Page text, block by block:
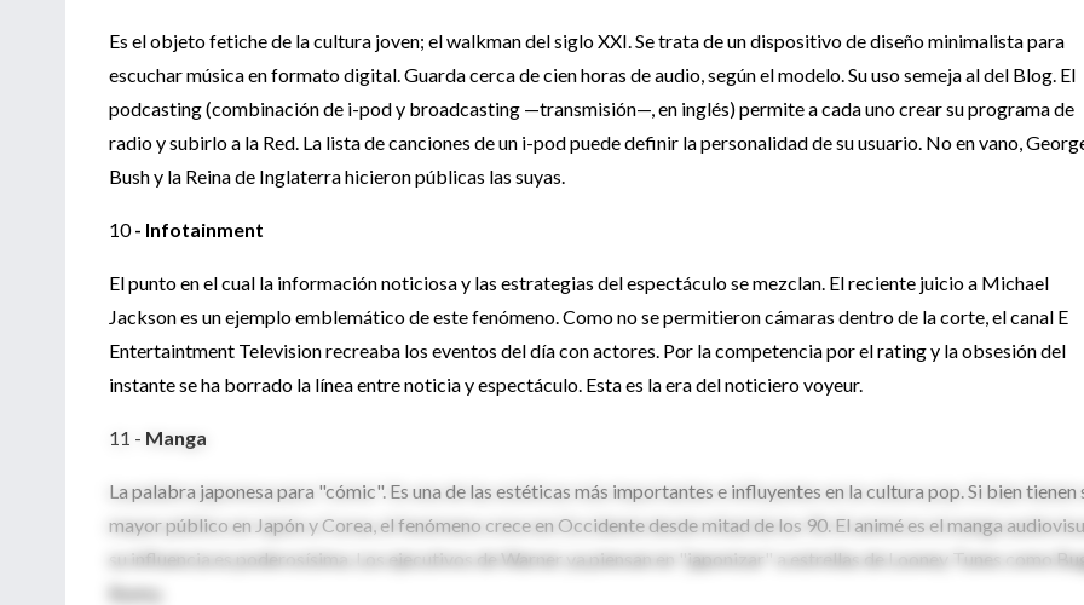
Es el objeto fetiche de la cultura joven; el walkman del siglo XXI. Se trata de un dispositivo de diseño minimalista para
escuchar música en formato digital. Guarda cerca de cien horas de audio, según el modelo. Su uso semeja al del Blog. El
podcasting (combinación de i-pod y broadcasting —transmisión—, en inglés) permite a cada uno crear su programa de
radio y subirlo a la Red. La lista de canciones de un i-pod puede definir la personalidad de su usuario. No en vano,
Bush y la Reina de Inglaterra hicieron públicas las suyas.
10- Infotainment
El punto en el cual la información noticiosa y las estrategias del espectáculo se mezclan. El reciente juicio a Michael
Jackson es un ejemplo emblemático de este fenómeno. Como no se permitieron cámaras dentro de la corte, el canal E
Entertaintment Television recreaba los eventos del día con actores. Por la competencia por el rating y la obsesión del
instante se ha borrado la línea entre noticia y espectáculo. Esta es la era del noticiero voyeur.
11 - Manga
La palabra japonesa para "cómic". Es una de las estéticas más importantes e influyentes en la cultura pop. Si bien tienen
mayor público en Japón y Corea, el fenómeno crece en Occidente desde mitad de los 90. El animé es el manga
su influencia es poderosísima. Los ejecutivos de Warner ya piensan en "japonizar" a estrellas de Looney Tunes como
Bunny.